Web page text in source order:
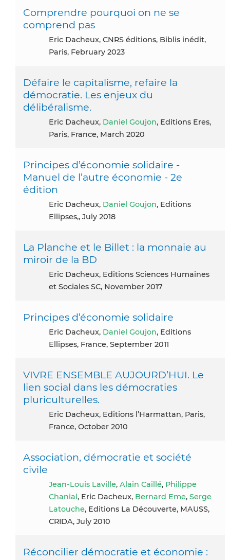
Comprendre pourquoi on ne se
comprend pas
Eric Dacheux, CNRS éditions, Biblis inédit,
Paris, February 2023
Défaire le capitalisme, refaire la
démocratie. Les enjeux du
délibéralisme.
Eric Dacheux, Daniel Goujon, Editions Eres,
Paris, France, March 2020
Principes d’économie solidaire -
Manuel de l’autre économie - 2e
édition
Eric Dacheux, Daniel Goujon, Editions
Ellipses,, July 2018
La Planche et le Billet : la monnaie au
miroir de la BD
Eric Dacheux, Editions Sciences Humaines
et Sociales SC, November 2017
Principes d’économie solidaire
Eric Dacheux, Daniel Goujon, Editions
Ellipses, France, September 2011
VIVRE ENSEMBLE AUJOURD’HUI. Le
lien social dans les démocraties
pluriculturelles.
Eric Dacheux, Editions l’Harmattan, Paris,
France, October 2010
Association, démocratie et société
civile
Jean-Louis Laville, Alain Caillé, Philippe
Chanial, Eric Dacheux, Bernard Eme, Serge
Latouche, Editions La Découverte, MAUSS,
CRIDA, July 2010
Réconcilier démocratie et économie :